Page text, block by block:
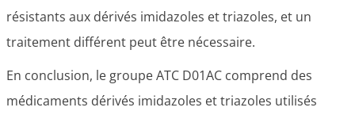
résistants aux dérivés imidazoles et triazoles, et un
traitement différent peut être nécessaire.
En conclusion, le groupe ATC D01AC comprend des
médicaments dérivés imidazoles et triazoles utilisés